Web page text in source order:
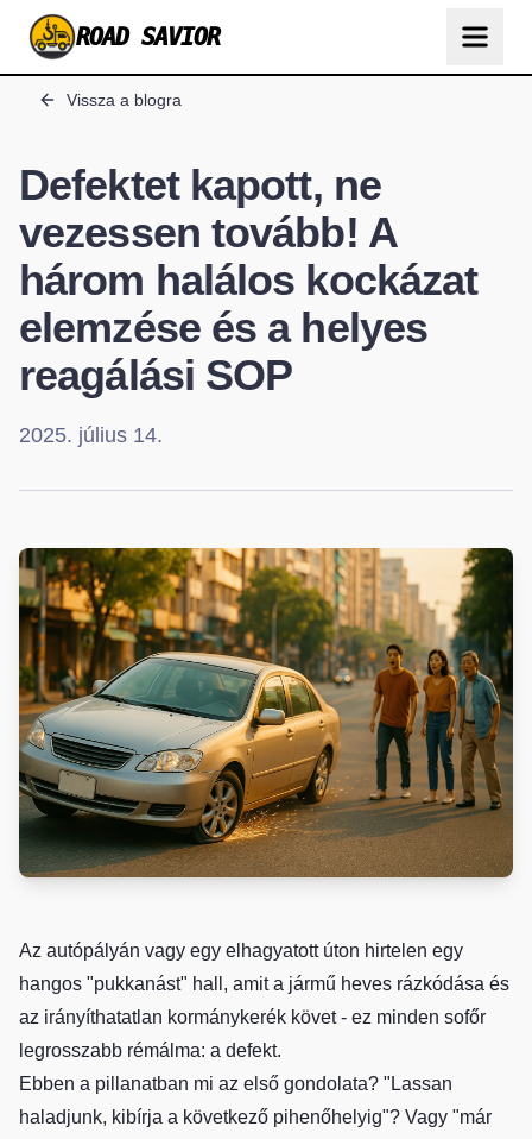
ROAD SAVIOR
Vissza a blogra
Defektet kapott, ne
vezessen tovább! A
három halálos kockázat
elemzése és a helyes
reagálási SOP
2025. július 14.
Az autópályán vagy egy elhagyatott úton hirtelen egy
hangos "pukkanást" hall, amit a jármű heves rázkódása és
az irányíthatatlan kormánykerék követ - ez minden sofőr
legrosszabb rémálma: a defekt.
Ebben a pillanatban mi az első gondolata? "Lassan
haladjunk, kibírja a következő pihenőhelyig"? Vagy "már